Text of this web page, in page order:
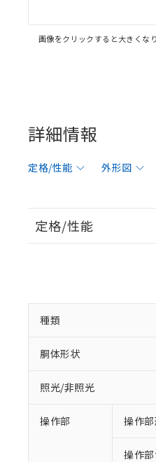
画像をクリックすると大きくな
詳細情報
定格/性能 外形図
定格/性能
種類
胴体形状
照光/非照光
操作部 操作
操作